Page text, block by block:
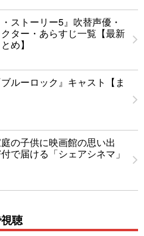
・ストーリー5』吹替声優・
ター・あらすじ一覧【最新
め】
ルーロック』キャスト【ま
の子供に映画館の思い出
で届ける「シェアシネマ」
聴